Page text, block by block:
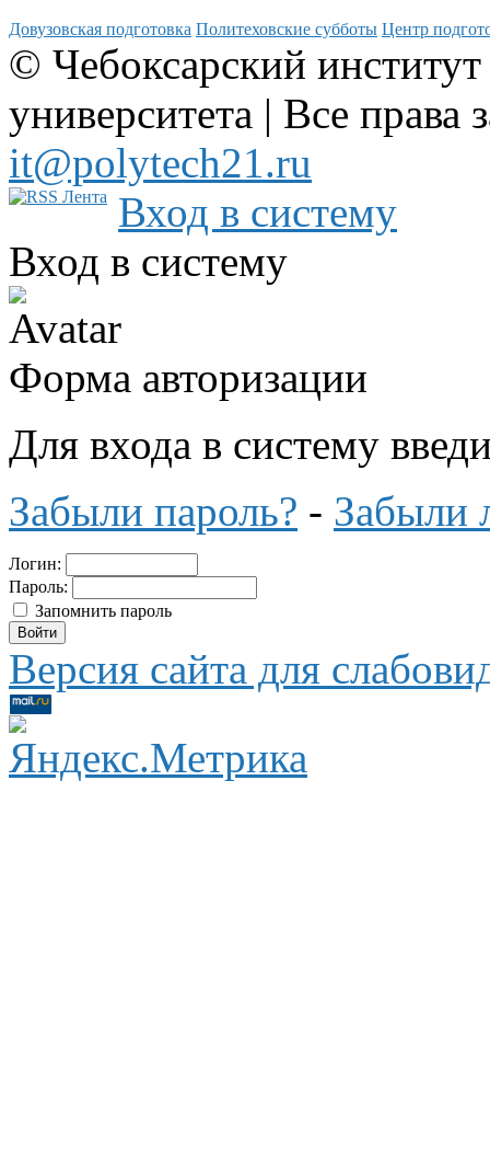
Довузовская подготовка Политеховские субботы Центр
© Чебоксарский
университета | Все
it@polytech21.ru
Вход в систему
Вход в систему
Форма авторизации
Для входа в систему
Забыли пароль? - Забыли
Логин:
Пароль:
Запомнить пароль
Версия сайта для